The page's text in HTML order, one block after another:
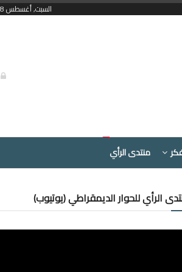
السبت, أغسطس 8, 2026
منتدى الرأي
الرأي للحوار الديمقراطي (يوتيوب)